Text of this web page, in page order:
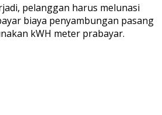
pelanggan harus melunasi
biaya penyambungan pasang
kWH meter prabayar.